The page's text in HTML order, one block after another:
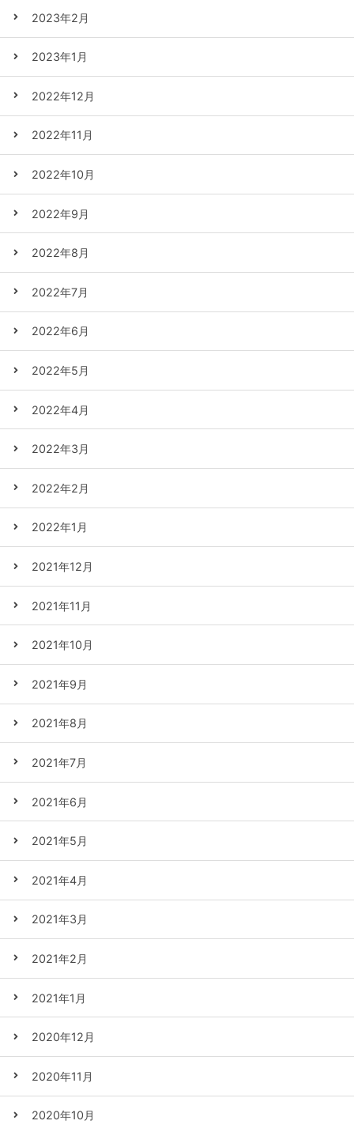
2023年2月
2023年1月
2022年12月
2022年11月
2022年10月
2022年9月
2022年8月
2022年7月
2022年6月
2022年5月
2022年4月
2022年3月
2022年2月
2022年1月
2021年12月
2021年11月
2021年10月
2021年9月
2021年8月
2021年7月
2021年6月
2021年5月
2021年4月
2021年3月
2021年2月
2021年1月
2020年12月
2020年11月
2020年10月